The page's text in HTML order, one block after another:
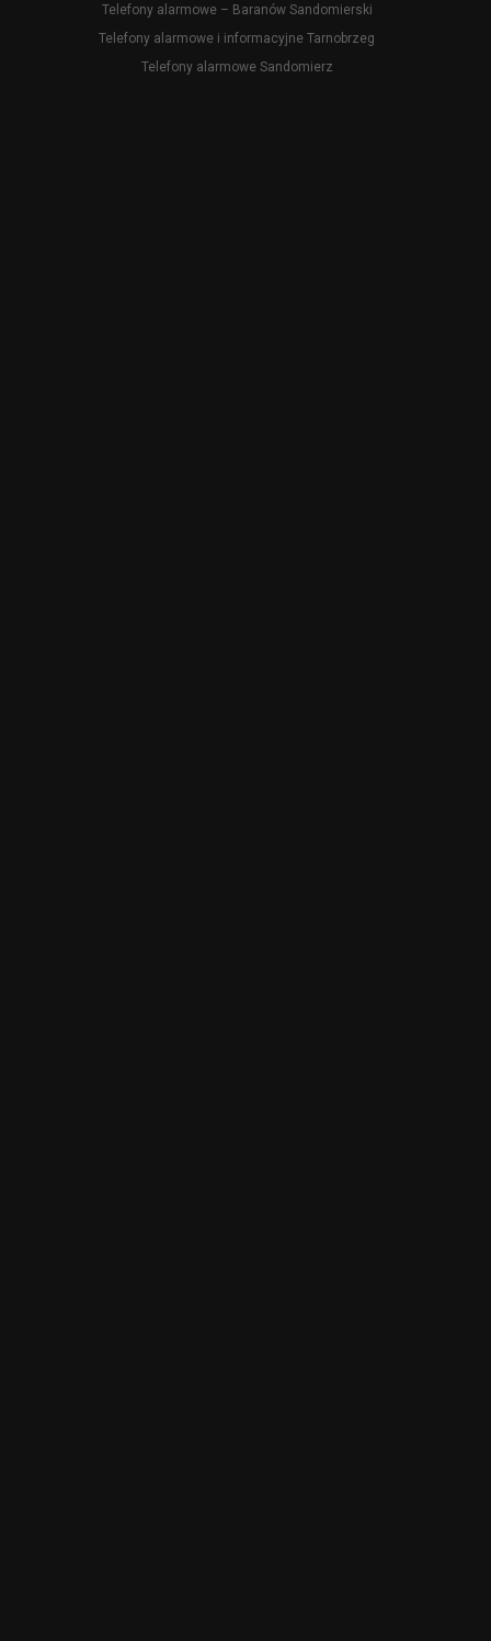
Telefony alarmowe – Baranów Sandomierski
Telefony alarmowe i informacyjne Tarnobrzeg
Telefony alarmowe Sandomierz